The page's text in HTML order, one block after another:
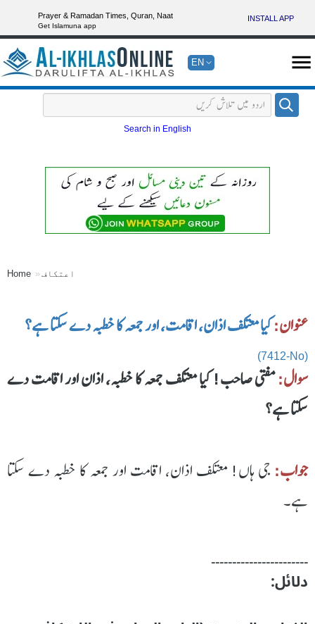
Prayer & Ramadan Times, Quran, Naat
Get Islamuna app
INSTALL APP
EN
Search in English
Home اعتکاف
عنوان:کیا معتکف اذان، اقامت، اور جمعہ کا خطبہ دے سکتا ہے؟
(7412-No)
سوال:مفتی صاحب! کیا معتکف جمعہ کا خطبہ، اذان اور اقامت دے
سکتا ہے؟
جواب: جی ہاں! معتکف اذان، اقامت اور جمعہ کا خطبہ دے سکتا
ہے۔
۔۔۔۔۔۔۔۔۔۔۔۔۔۔۔۔۔۔۔۔۔۔۔
دلائل: